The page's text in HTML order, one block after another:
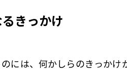
るきっかけ
には、何かしらのきっか